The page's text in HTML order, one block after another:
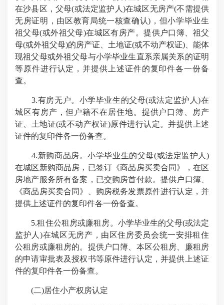
在沙县区，父母(或法定监护人)在城区无房产(不需提供
无房证明，由区教育局统一核查确认)，但小学毕业生
祖父母(或外祖父母)在城区有房产。提供户口簿、祖父
母(或外祖父母)的房产证、土地证(或不动产权证)、能体
现祖父母或外祖父母与小学毕业生直系亲属关系的证明
等原件进行认定，并提供上述证件的复印件各一份备
查。
3.有房无户。小学毕业生的父母(或法定监护人)在
城区有房产，但户籍不在居住地。提供户口簿、房产
证、土地证(或不动产权证)原件进行认定。并提供上述
证件的复印件各一份备查。
4.新购商品房。小学毕业生的父母(或法定监护人)
在城区新购商品房，已签订《商品房买卖合同》，在区
房地产服务所有备案，已交购房首付款。提供户口簿、
《商品房买卖合同》、购房税务发票原件进行认定，并
提供上述证件的复印件各一份备查。
5.租住公租房或廉租房。小学毕业生的父母(或法定
监护人)在城区无房产，由区住房委员会统一安排租住
公租房或廉租房的。提供户口簿、本区公租房、廉租房
的申请审批表及授权书等原件进行认定，并提供上述证
件的复印件各一份备查。
(二)居住小产权房认定